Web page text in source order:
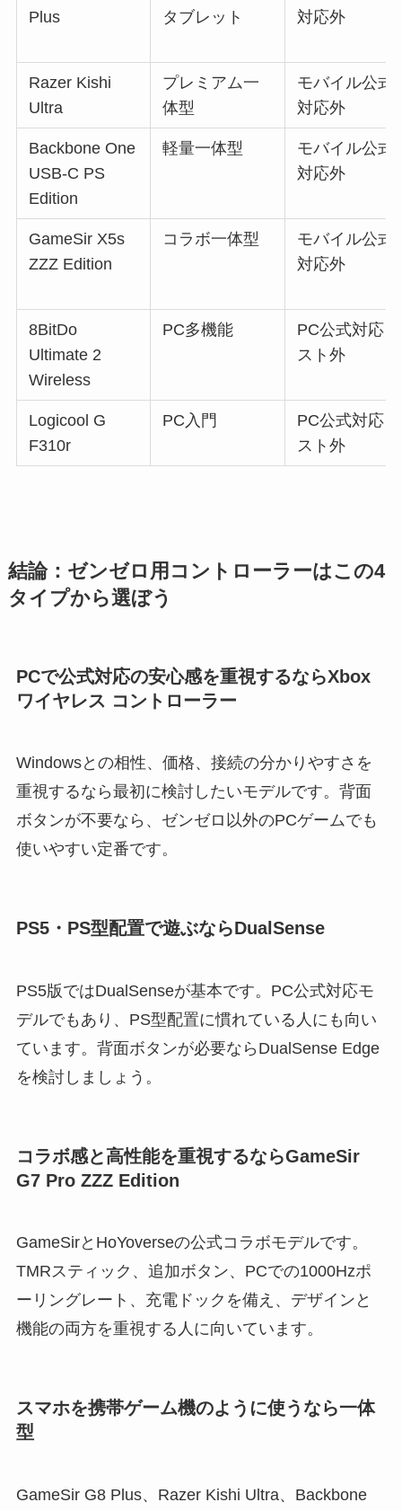
Plus
タブレット
対応外
Razer Kishi
Ultra
プレミアム一
体型
モバイル公式
対応外
Backbone One
USB-C PS
Edition
軽量一体型
モバイル公式
対応外
GameSir X5s
ZZZ Edition
コラボ一体型
モバイル公式
対応外
8BitDo
Ultimate 2
Wireless
PC多機能
PC公式対応リ
スト外
Logicool G
F310r
PC入門
PC公式対応リ
スト外
結論：ゼンゼロ用コントローラーはこの4
タイプから選ぼう
PCで公式対応の安心感を重視するならXbox
ワイヤレス コントローラー
Windowsとの相性、価格、接続の分かりやすさを
重視するなら最初に検討したいモデルです。背面
ボタンが不要なら、ゼンゼロ以外のPCゲームでも
使いやすい定番です。
PS5・PS型配置で遊ぶならDualSense
PS5版ではDualSenseが基本です。PC公式対応モ
デルでもあり、PS型配置に慣れている人にも向い
ています。背面ボタンが必要ならDualSense Edge
を検討しましょう。
コラボ感と高性能を重視するならGameSir
G7 Pro ZZZ Edition
GameSirとHoYoverseの公式コラボモデルです。
TMRスティック、追加ボタン、PCでの1000Hzポ
ーリングレート、充電ドックを備え、デザインと
機能の両方を重視する人に向いています。
スマホを携帯ゲーム機のように使うなら一体
型
GameSir G8 Plus、Razer Kishi Ultra、Backbone